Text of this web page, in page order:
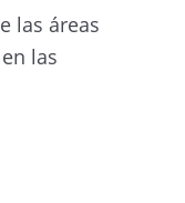
las áreas
las